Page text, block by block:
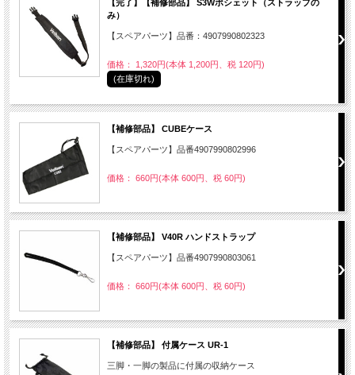
【完了】【補修部品】 S3Wポシェット（ストラップの
み）
【スペアパーツ】品番：4907990802323
価格： 1,320円(本体 1,200円、税 120円)
(在庫切れ)
【補修部品】 CUBEケース
【スペアパーツ】品番4907990802996
価格： 660円(本体 600円、税 60円)
【補修部品】 V40R ハンドストラップ
【スペアパーツ】品番4907990803061
価格： 660円(本体 600円、税 60円)
【補修部品】 付属ケース UR-1
三脚・一脚の製品に付属の収納ケース